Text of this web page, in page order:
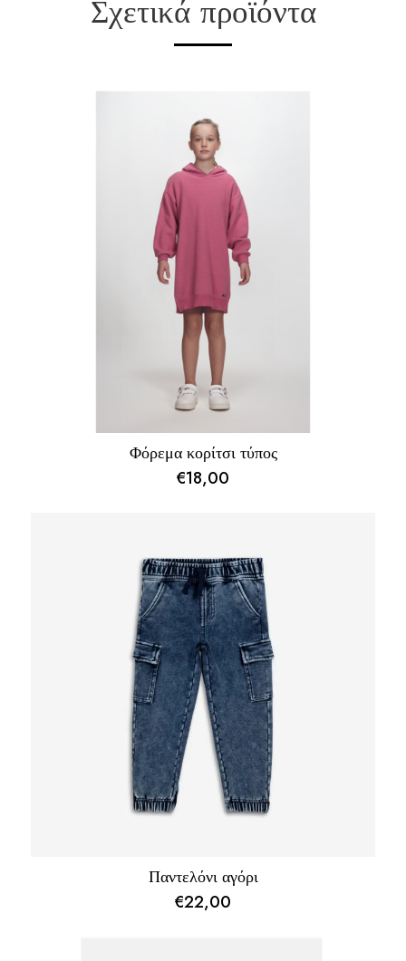
Σχετικά προϊόντα
Φόρεμα κορίτσι τύπος
€18,00
Παντελόνι αγόρι
€22,00